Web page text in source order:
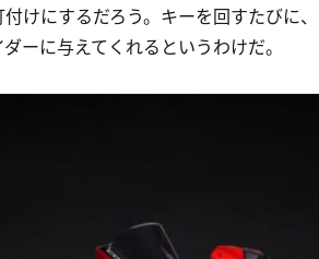
けにするだろう。キーを回すたびに
ーに与えてくれるというわけだ。